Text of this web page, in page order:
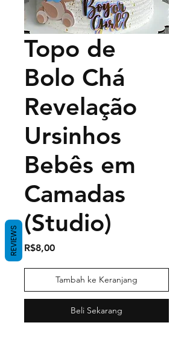
Topo de
Bolo Chá
Revelação
Ursinhos
Bebês em
Camadas
(Studio)
R$8,00Harga
Tambah ke Keranjang
Beli Sekarang
REVIEWS